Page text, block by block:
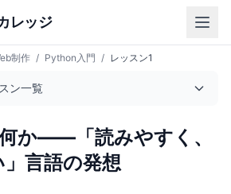
レッジ
制作 / Python入門 / レッスン1
ン一覧
か——「読みやすく、
言語の発想